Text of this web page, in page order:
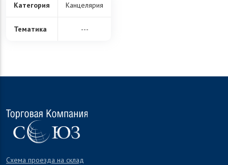
Категория Канцелярия
Тематика ---
Схема проезда на склад